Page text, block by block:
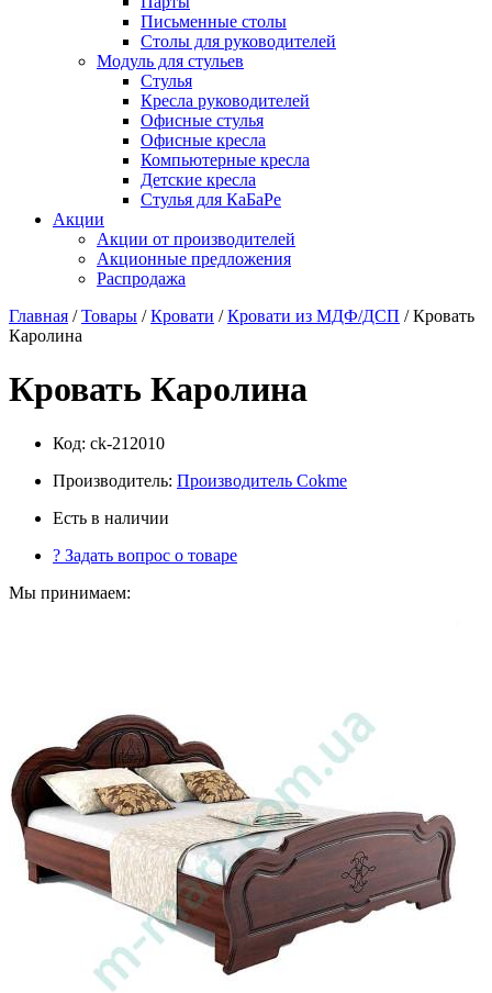
Письменные столы
Столы для руководителей
Модуль для стульев
Стулья
Кресла руководителей
Офисные стулья
Офисные кресла
Компьютерные кресла
Детские кресла
Стулья для КаБаРе
Акции
Акции от производителей
Акционные предложения
Распродажа
Главная /Товары /Кровати /Кровати из МДФ/ДСП / Кровать
Каролина
Кровать Каролина
Код: ck-212010
Производитель: Производитель Cokme
Есть в наличии
? Задать вопрос о товаре
Мы принимаем: